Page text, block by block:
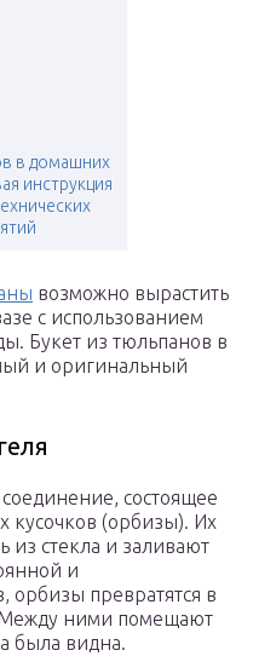
в домашних
инструкция
возможно вырастить
с использованием
Букет из тюльпанов в
и оригинальный
состоящее
кусочков (орбизы). Их
из стекла и заливают
и
орбизы превратятся в
ними помещают
была видна.